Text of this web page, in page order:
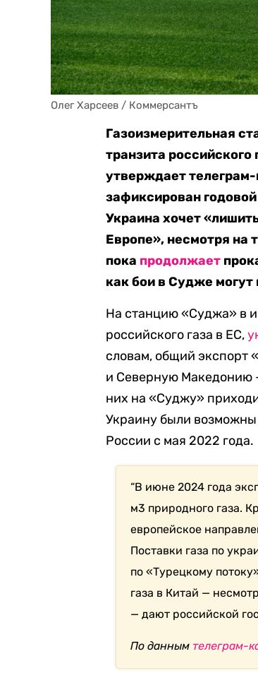
Олег Харсеев / Коммерсантъ
Газоизмерительная
транзита
утверждает
зафиксирован
Украина хочет
Европе», несмотря на
пока продолжает
как бои в Судже могут
На станцию «Суджа» в
российского газа в ЕС,
словам, общий экспорт
и Северную Македонию
них на «Суджу»
Украину были возможны
России с мая 2022 года.
“В июне 2024 года
м3 природного газа.
европейское
Поставки газа по
по «Турецкому
газа в Китай —
— дают российской
По даннымтелеграм-